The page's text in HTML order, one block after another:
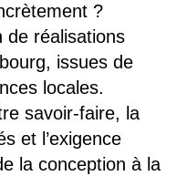
?
de réalisations
issues de
locales.
savoir-faire, la
et l’exigence
la conception à la